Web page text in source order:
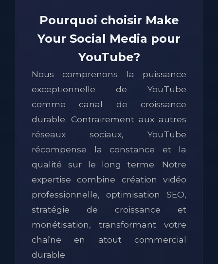
Pourquoi choisir Make
Your Social Media pour
YouTube?
Nous comprenons la puissance
exceptionnelle de YouTube
comme canal de croissance
durable. Contrairement aux autres
réseaux sociaux, YouTube
récompense la constance et la
qualité sur le long terme. Notre
expertise combine création vidéo
professionnelle, optimisation SEO,
stratégie de croissance et
monétisation, transformant votre
chaîne en atout commercial
durable.